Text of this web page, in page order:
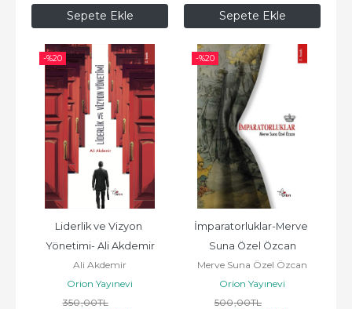
Sepete Ekle Sepete Ekle
-%20
Liderlik ve Vizyon
Yönetimi- Ali Akdemir
Ali Akdemir
Orion Yayınevi
350,00TL
-%20
İmparatorluklar-Merve
Suna Özel Özcan
Merve Suna Özel Özcan
Orion Yayınevi
500,00TL